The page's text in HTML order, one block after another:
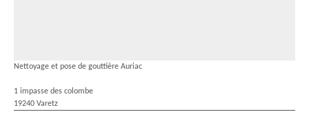
Nettoyage et pose de gouttière Auriac
1 impasse des colombe
19240 Varetz